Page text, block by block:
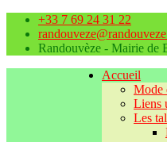
+33 7 69 24 31 22
Randouvèze - Mairie de
Accueil
Mode
Liens
Les